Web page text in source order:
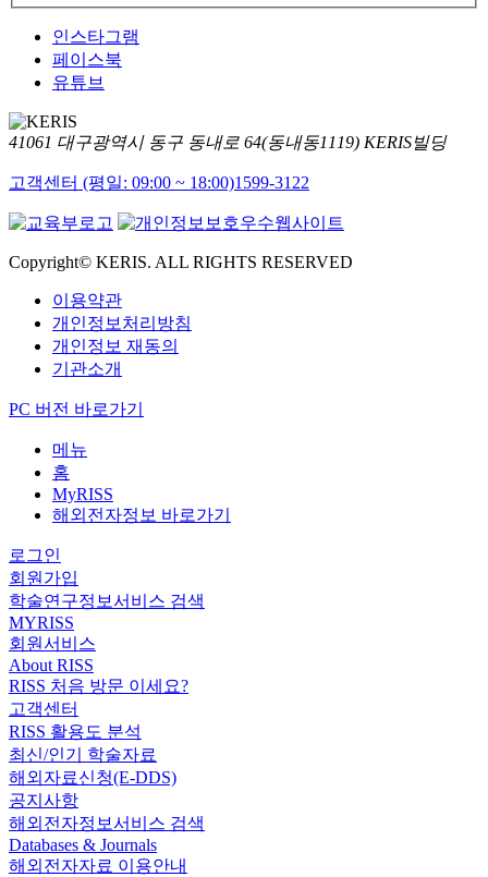
인스타그램
페이스북
유튜브
41061 대구광역시 동구 동내로 64(동내동1119) KERIS빌딩
고객센터 (평일: 09:00 ~ 18:00)1599-3122
Copyright© KERIS. ALL RIGHTS RESERVED
이용약관
개인정보처리방침
개인정보 재동의
기관소개
PC 버전 바로가기
메뉴
홈
MyRISS
해외전자정보 바로가기
로그인
회원가입
학술연구정보서비스 검색
MYRISS
회원서비스
About RISS
RISS 처음 방문 이세요?
고객센터
RISS 활용도 분석
최신/인기 학술자료
해외자료신청(E-DDS)
공지사항
해외전자정보서비스 검색
Databases & Journals
해외전자자료 이용안내